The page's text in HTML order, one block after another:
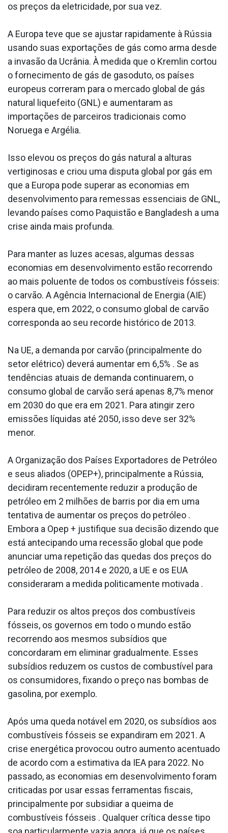
os preços da eletricidade, por sua vez.
A Europa teve que se ajustar rapidamente à Rússia
usando suas exportações de gás como arma desde
a invasão da Ucrânia. À medida que o Kremlin cortou
o fornecimento de gás de gasoduto, os países
europeus correram para o mercado global de gás
natural liquefeito (GNL) e aumentaram as
importações de parceiros tradicionais como
Noruega e Argélia.
Isso elevou os preços do gás natural a alturas
vertiginosas e criou uma disputa global por gás em
que a Europa pode superar as economias em
desenvolvimento para remessas essenciais de GNL,
levando países como Paquistão e Bangladesh a uma
crise ainda mais profunda.
Para manter as luzes acesas, algumas dessas
economias em desenvolvimento estão recorrendo
ao mais poluente de todos os combustíveis fósseis:
o carvão. A Agência Internacional de Energia (AIE)
espera que, em 2022, o consumo global de carvão
corresponda ao seu recorde histórico de 2013.
Na UE, a demanda por carvão (principalmente do
setor elétrico) deverá aumentar em 6,5% . Se as
tendências atuais de demanda continuarem, o
consumo global de carvão será apenas 8,7% menor
em 2030 do que era em 2021. Para atingir zero
emissões líquidas até 2050, isso deve ser 32%
menor.
A Organização dos Países Exportadores de Petróleo
e seus aliados (OPEP+), principalmente a Rússia,
decidiram recentemente reduzir a produção de
petróleo em 2 milhões de barris por dia em uma
tentativa de aumentar os preços do petróleo .
Embora a Opep + justifique sua decisão dizendo que
está antecipando uma recessão global que pode
anunciar uma repetição das quedas dos preços do
petróleo de 2008, 2014 e 2020, a UE e os EUA
consideraram a medida politicamente motivada .
Para reduzir os altos preços dos combustíveis
fósseis, os governos em todo o mundo estão
recorrendo aos mesmos subsídios que
concordaram em eliminar gradualmente. Esses
subsídios reduzem os custos de combustível para
os consumidores, fixando o preço nas bombas de
gasolina, por exemplo.
Após uma queda notável em 2020, os subsídios aos
combustíveis fósseis se expandiram em 2021. A
crise energética provocou outro aumento acentuado
de acordo com a estimativa da IEA para 2022. No
passado, as economias em desenvolvimento foram
criticadas por usar essas ferramentas fiscais,
principalmente por subsidiar a queima de
combustíveis fósseis . Qualquer crítica desse tipo